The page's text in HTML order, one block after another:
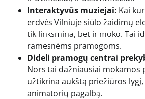
Interaktyvūs muziejai: Kai
erdvės Vilniuje siūlo žaidimų
tik linksmina, bet ir moko. Tai
ramesnėms pramogoms.
Dideli pramogų centrai
Nors tai dažniausiai mokamos
užtikrina aukštą priežiūros
animatorių pagalbą.